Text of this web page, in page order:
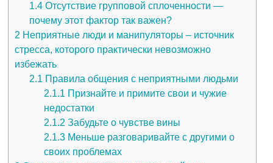
1.4 Отсутствие групповой сплоченности —
почему этот фактор так важен?
2 Неприятные люди и манипуляторы – источник
стресса, которого практически невозможно
избежать
2.1 Правила общения с неприятными людьми
2.1.1 Признайте и примите свои и чужие
недостатки
2.1.2 Забудьте о чувстве вины
2.1.3 Меньше разговаривайте с другими о
своих проблемах